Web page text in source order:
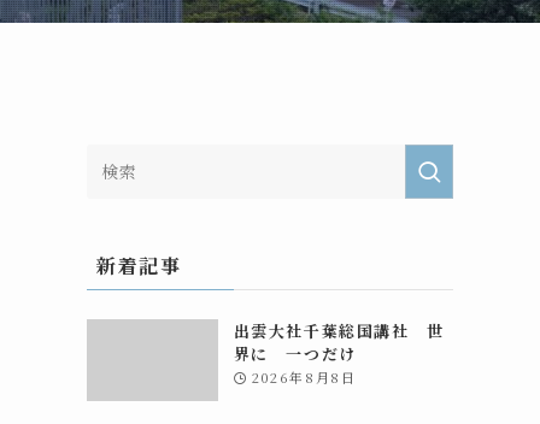
新着記事
出雲大社千葉総国講社 世
界に 一つだけ
2026年8月8日